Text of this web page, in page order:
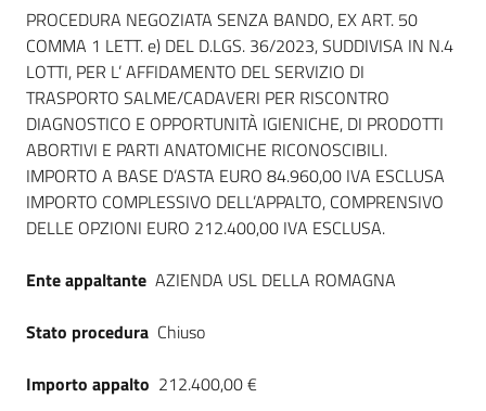
telematiche
English
site
su
Dati del bando
PROCEDURA NEGOZIATA SENZA BANDO, EX ART. 50
COMMA 1 LETT. e) DEL D.LGS. 36/2023, SUDDIVISA IN N.4
LOTTI, PER L’ AFFIDAMENTO DEL SERVIZIO DI
TRASPORTO SALME/CADAVERI PER RISCONTRO
DIAGNOSTICO E OPPORTUNITÀ IGIENICHE, DI PRODOTTI
ABORTIVI E PARTI ANATOMICHE RICONOSCIBILI.
IMPORTO A BASE D’ASTA EURO 84.960,00 IVA ESCLUSA
IMPORTO COMPLESSIVO DELL’APPALTO, COMPRENSIVO
DELLE OPZIONI EURO 212.400,00 IVA ESCLUSA.
Ente appaltante AZIENDA USL DELLA ROMAGNA
Stato procedura Chiuso
Importo appalto 212.400,00 €